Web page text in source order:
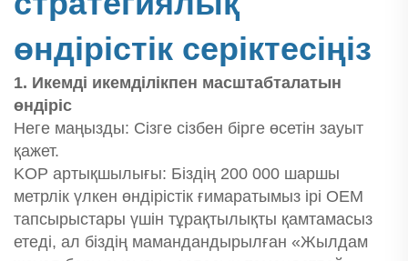
өндірістік серіктесіңіз
1. Икемді икемділікпен масштабталатын
өндіріс
Неге маңызды: Сізге сізбен бірге өсетін зауыт
қажет.
KOP артықшылығы: Біздің 200 000 шаршы
метрлік үлкен өндірістік ғимаратымыз ірі OEM
тапсырыстары үшін тұрақтылықты қамтамасыз
етеді, ал біздің мамандандырылған «Жылдам